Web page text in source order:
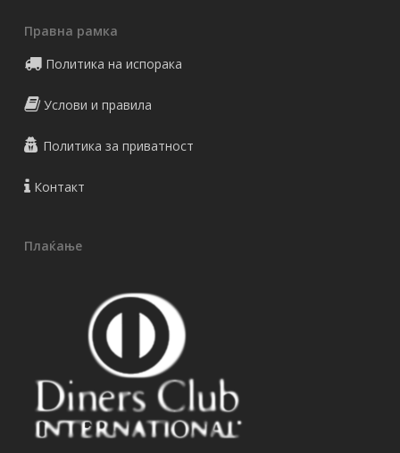
Правна рамка
Политика на испорака
Услови и правила
Политика за приватност
Контакт
Плаќање